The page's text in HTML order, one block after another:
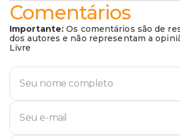
Comentários
Importante: Os comentários são de
dos autores e não representam a
Livre